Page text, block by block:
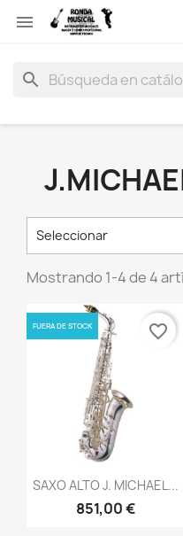

search
Seleccionar
Mostrando 1-4 de 4
Vista rápida
SAXO ALTO J. MICHAEL...
851,00 €
FUERA DE STOCK favorite_border